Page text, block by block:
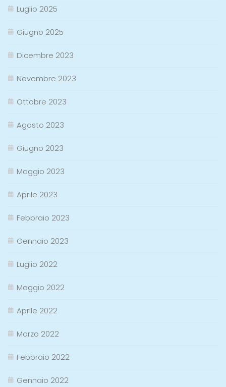
Luglio 2025
Giugno 2025
Dicembre 2023
Novembre 2023
Ottobre 2023
Agosto 2023
Giugno 2023
Maggio 2023
Aprile 2023
Febbraio 2023
Gennaio 2023
Luglio 2022
Maggio 2022
Aprile 2022
Marzo 2022
Febbraio 2022
Gennaio 2022